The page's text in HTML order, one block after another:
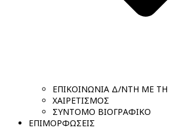
ΕΠΙΚΟΙΝΩΝΙΑ Δ/ΝΤΗ ΜΕ
ΧΑΙΡΕΤΙΣΜΟΣ
ΣΥΝΤΟΜΟ ΒΙΟΓΡΑΦΙΚΟ
ΕΠΙΜΟΡΦΩΣΕΙΣ